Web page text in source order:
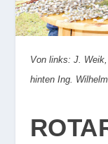
Von links: J.
hinten Ing.